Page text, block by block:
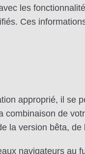
les
Ces
approprié, il se
de
la version bêta,
navigateurs au